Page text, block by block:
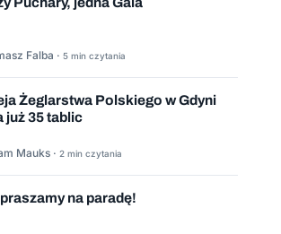
Falba · 5 min czytania
Żeglarstwa Polskiego w Gdyni
już 35 tablic
Mauks · 2 min czytania
na paradę!